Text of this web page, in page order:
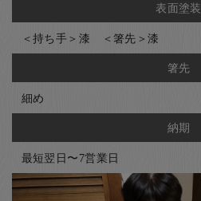
表面塗装
＜持ち手＞漆 ＜箸先＞漆
箸先
細め
納期
最短翌日〜7営業日